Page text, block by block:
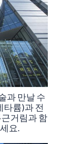
과 만날 수
타륨)과 전
거림과 함
요.